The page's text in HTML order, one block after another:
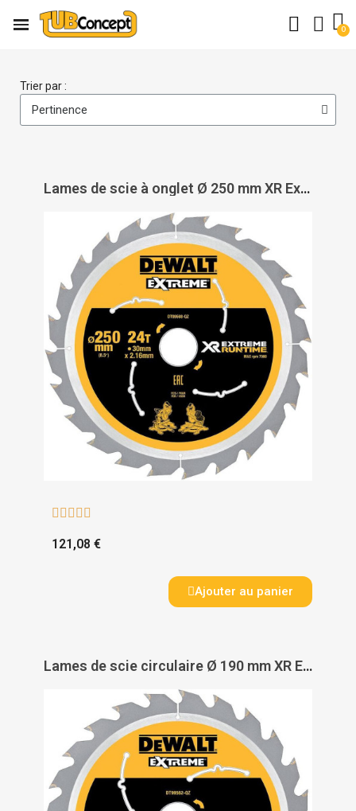
Trier par :
Lames de scie à onglet Ø 250 mm XR Extreme Runtime - DEWALT
    
121,08 €
Ajouter au panier
Lames de scie circulaire Ø 190 mm XR Extreme Runtime - DEWALT